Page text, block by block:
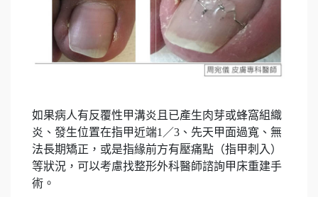
如果病人有反覆性甲溝炎且已產生肉芽或蜂窩組織
炎、發生位置在指甲近端1／3、先天甲面過寬、無
法長期矯正，或是指緣前方有壓痛點（指甲刺入）
等狀況，可以考慮找整形外科醫師諮詢甲床重建手
術。